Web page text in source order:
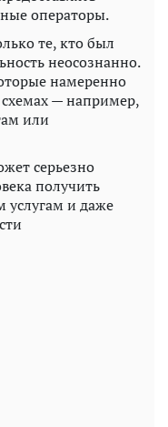
операторы.
те, кто был
неосознанно.
намеренно
— например,
или
серьезно
получить
услугам и даже